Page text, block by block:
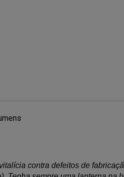
contra defeitos de